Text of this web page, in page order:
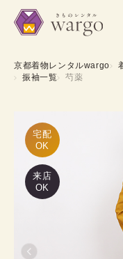
京都着物レンタルwargo
振袖一覧
芍薬
宅配
OK
来店
OK